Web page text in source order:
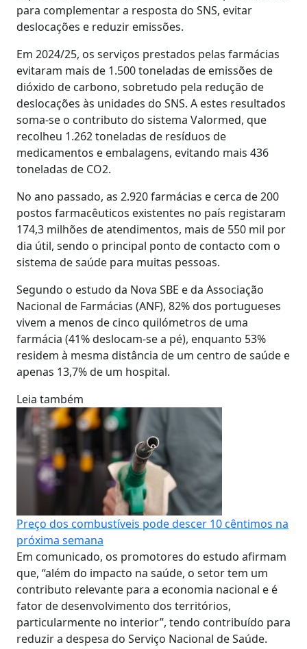
para complementar a resposta do SNS, evitar
deslocações e reduzir emissões.
Em 2024/25, os serviços prestados pelas farmácias
evitaram mais de 1.500 toneladas de emissões de
dióxido de carbono, sobretudo pela redução de
deslocações às unidades do SNS. A estes resultados
soma-se o contributo do sistema Valormed, que
recolheu 1.262 toneladas de resíduos de
medicamentos e embalagens, evitando mais 436
toneladas de CO2.
No ano passado, as 2.920 farmácias e cerca de 200
postos farmacêuticos existentes no país registaram
174,3 milhões de atendimentos, mais de 550 mil por
dia útil, sendo o principal ponto de contacto com o
sistema de saúde para muitas pessoas.
Segundo o estudo da Nova SBE e da Associação
Nacional de Farmácias (ANF), 82% dos portugueses
vivem a menos de cinco quilómetros de uma
farmácia (41% deslocam-se a pé), enquanto 53%
residem à mesma distância de um centro de saúde e
apenas 13,7% de um hospital.
Leia também
Preço dos combustíveis pode descer 10 cêntimos na
próxima semana
Em comunicado, os promotores do estudo afirmam
que, “além do impacto na saúde, o setor tem um
contributo relevante para a economia nacional e é
fator de desenvolvimento dos territórios,
particularmente no interior”, tendo contribuído para
reduzir a despesa do Serviço Nacional de Saúde.